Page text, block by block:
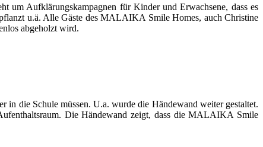
um Aufklärungskampagnen für Kinder und Erwachsene, dass es
u.ä. Alle Gäste des MALAIKA Smile Homes, auch Christine
abgeholzt wird.
die Schule müssen. U.a. wurde die Händewand weiter gestaltet.
Die Händewand zeigt, dass die MALAIKA Smile